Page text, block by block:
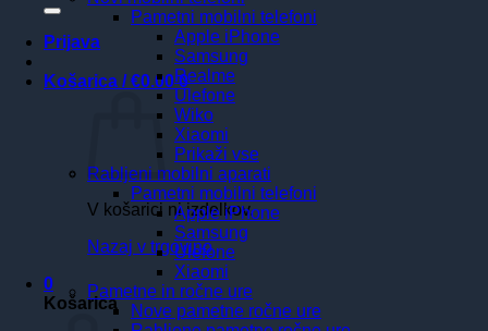
Prijava
Košarica /€0.00 0
V košarici ni izdelkov.
Nazaj v trgovino
0
Košarica
Pametni mobilni telefoni
Apple iPhone
Samsung
Realme
Ulefone
Wiko
Xiaomi
Prikaži vse
Rabljeni mobilni aparati
Pametni mobilni telefoni
Apple iPhone
Samsung
Ulefone
Xiaomi
Pametne in ročne ure
Nove pametne ročne ure